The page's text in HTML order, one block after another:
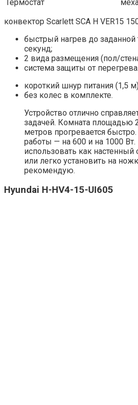
Термостат
конвектор Scarlett SCA H VER15
быстрый нагрев до заданной
секунд;
2 вида размещения (пол/
система защиты от перегрева.
короткий шнур питания (1,5
без колес в комплекте.
Устройство отлично
задачей. Комната площадью
метров прогревается
работы — на 600 и на 1000
использовать как настенный
или легко установить на
рекомендую.
Hyundai H-HV4-15-UI605